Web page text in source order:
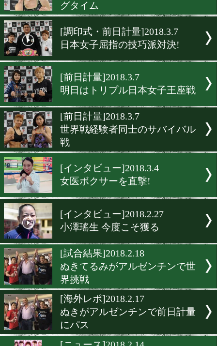
[試合後会見]2018.3.8
世界のベルトを手にしたの
[試合後談話]2018.3.8
女の意地がぶつかった東洋
洋戦
[調印式・前日計量]2018.3.7
[調印式・前日計量]2018.3.7
[前日計量]2018.3.7
明日はトリプル日本女子王
[前日計量]2018.3.7
世界戦経験者同士のサバイ
戦